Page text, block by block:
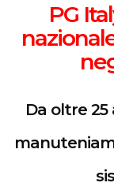
PG
Da oltre